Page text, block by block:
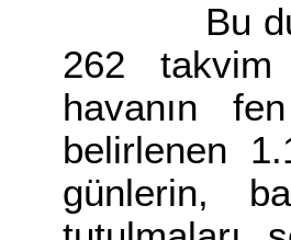
Bu
262 takvim
havanın
belirlenen
günlerin,